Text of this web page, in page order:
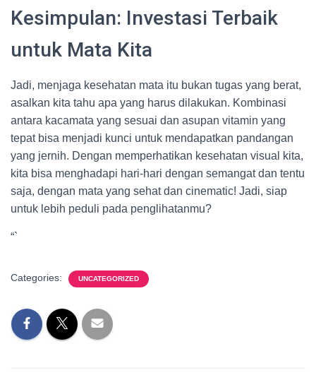
Kesimpulan: Investasi Terbaik
untuk Mata Kita
Jadi, menjaga kesehatan mata itu bukan tugas yang berat,
asalkan kita tahu apa yang harus dilakukan. Kombinasi
antara kacamata yang sesuai dan asupan vitamin yang
tepat bisa menjadi kunci untuk mendapatkan pandangan
yang jernih. Dengan memperhatikan kesehatan visual kita,
kita bisa menghadapi hari-hari dengan semangat dan tentu
saja, dengan mata yang sehat dan cinematic! Jadi, siap
untuk lebih peduli pada penglihatanmu?
“`
Categories: UNCATEGORIZED